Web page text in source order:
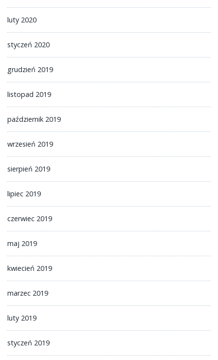
luty 2020
styczeń 2020
grudzień 2019
listopad 2019
październik 2019
wrzesień 2019
sierpień 2019
lipiec 2019
czerwiec 2019
maj 2019
kwiecień 2019
marzec 2019
luty 2019
styczeń 2019